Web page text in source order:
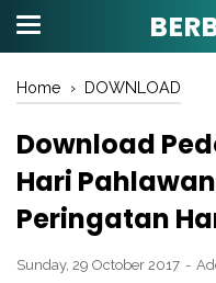
Home › DOWNLOAD
Download
Hari
Peringatan
Sunday, 29 October 2017